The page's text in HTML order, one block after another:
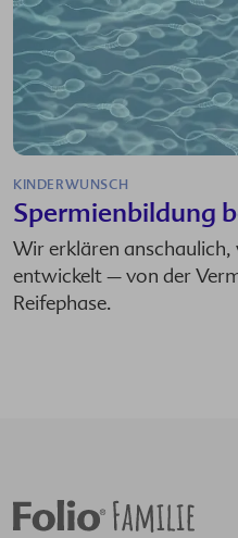
KINDERWUNSCH
Spermienbildung
Wir erklären anschaulich,
entwickelt – von der
Reifephase.